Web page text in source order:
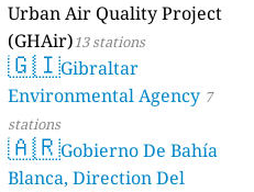
Urban Air Quality Project
(GHAir)13 stations
🇬🇮Gibraltar
Environmental Agency 7
stations
🇦🇷Gobierno De Bahía
Blanca, Direction Del